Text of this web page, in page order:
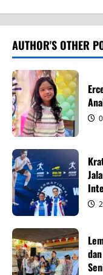
a
v
i
g
a
t
i
o
n
AUTHOR'S OTHER